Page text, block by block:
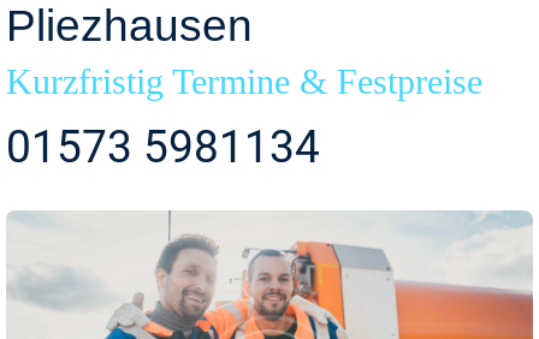
Pliezhausen
Kurzfristig Termine & Festpreise
01573 5981134